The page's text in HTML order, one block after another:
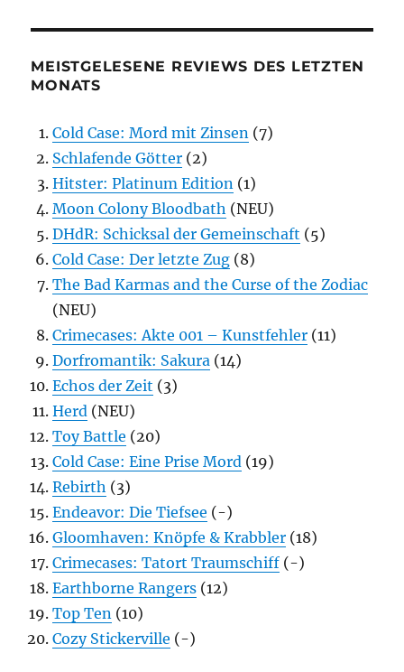
MEISTGELESENE REVIEWS DES LETZTEN
MONATS
Cold Case: Mord mit Zinsen (7)
Schlafende Götter (2)
Hitster: Platinum Edition (1)
Moon Colony Bloodbath (NEU)
DHdR: Schicksal der Gemeinschaft (5)
Cold Case: Der letzte Zug (8)
The Bad Karmas and the Curse of the Zodiac
(NEU)
Crimecases: Akte 001 – Kunstfehler (11)
Dorfromantik: Sakura (14)
Echos der Zeit (3)
Herd (NEU)
Toy Battle (20)
Cold Case: Eine Prise Mord (19)
Rebirth (3)
Endeavor: Die Tiefsee (-)
Gloomhaven: Knöpfe & Krabbler (18)
Crimecases: Tatort Traumschiff (-)
Earthborne Rangers (12)
Top Ten (10)
Cozy Stickerville (-)